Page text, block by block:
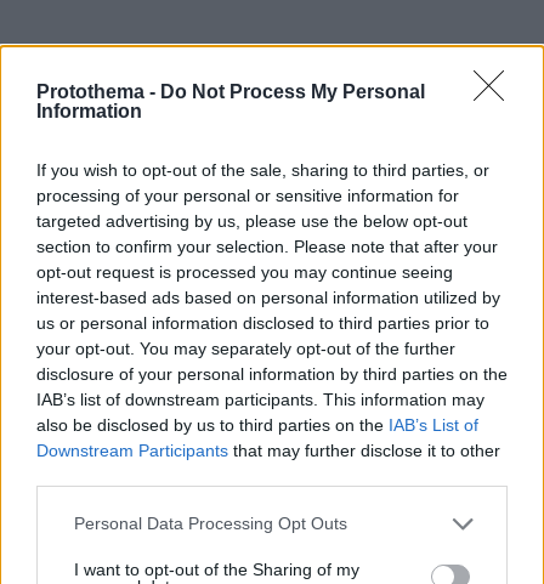
Protothema - Do Not Process My Personal
Information
If you wish to opt-out of the sale, sharing to third parties, or
processing of your personal or sensitive information for
targeted advertising by us, please use the below opt-out
section to confirm your selection. Please note that after your
opt-out request is processed you may continue seeing
interest-based ads based on personal information utilized by
us or personal information disclosed to third parties prior to
your opt-out. You may separately opt-out of the further
disclosure of your personal information by third parties on the
IAB’s list of downstream participants. This information may
also be disclosed by us to third parties on the IAB’s List of
Downstream Participants that may further disclose it to other
Please note that this website/app uses one or more Google
not limited to your visit or usage behaviour. You may click to
Personal Data Processing Opt Outs
I want to opt-out of the Sharing of my
03.05.2024, 05:21
Όλα είναι κατά βάση λόγο νοοτροπίας έτσι μάθαμε
δεν λογαριαζουμε τους άλλους και φυσικά βάζουμε
σε κίνδυνο και τους εαυτούς μας όλα είναι ένας
φαύλος κύκλος ! Είμαι κάτοικος εξωτερικού τα
τελευταία 25 έτη ΚΑΘΕ χρόνο που έρχομαι για
διακοπές στο νησί μου ΚΑΘΕ φορά τις πρώτες μέρες
σοκάρομαι, χρειάζομαι χρόνο να συνηθίσω την
οδήγηση στο ελαντα, μας λείπουν ουσιαστικά
πράγματα, και δεν βλέπω και λύση στο μέλλον ΟΤΑΝ
ο καγκουρας πχ μεγαλώνει τα παιδιά του με
καγκουριές τα ίδια θα κάνουν και αυτά, ούτε με
βούρδουλα δεν φτιάχνει ο Έλληνας είναι μέσα στο
DNA του ΤΕΛΟΣ Περαστικά σας!
Κοινη λογικη